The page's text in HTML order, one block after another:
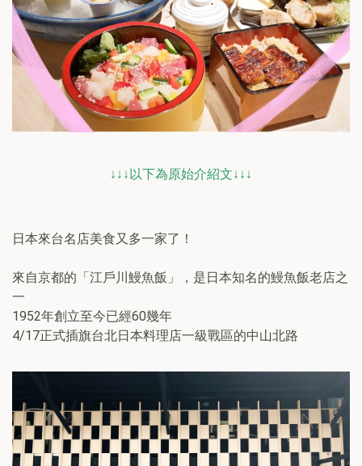
↓↓↓以下為原始介紹文↓↓↓
日本來台名店美食又多一家了！
來自京都的「江戶川鰻魚飯」，是日本知名的鰻魚飯老店之
一
1952年創立至今已經60幾年
4/17正式插旗台北日本料理店一級戰區的中山北路